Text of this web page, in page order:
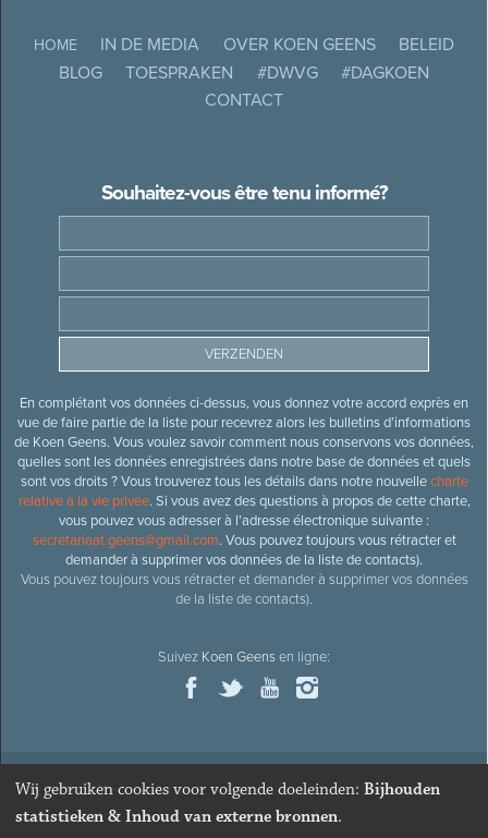
HOME IN DE MEDIA OVER KOEN GEENS
BELEID
BLOG
TOESPRAKEN #DWVG
#DAGKOEN
CONTACT
Souhaitez-vous être tenu informé?
En complétant vos données ci-dessus, vous donnez votre accord exprès en
vue de faire partie de la liste pour recevrez alors les bulletins d’informations
de Koen Geens. Vous voulez savoir comment nous conservons vos données,
quelles sont les données enregistrées dans notre base de données et quels
sont vos droits ? Vous trouverez tous les détails dans notre nouvellecharte
relative à la vie privée. Si vous avez des questions à propos de cette charte,
vous pouvez vous adresser à l’adresse électronique suivante :
secretariaat.geens@gmail.com. Vous pouvez toujours vous rétracter et
demander à supprimer vos données de la liste de contacts).
Vous pouvez toujours vous rétracter et demander à supprimer vos données
de la liste de contacts).
Suivez Koen Geensen ligne:
© 2026Ancien ministre et député honoraire
Wij gebruiken cookies voor volgende doeleinden: Bijhouden
statistieken & Inhoud van externe bronnen.